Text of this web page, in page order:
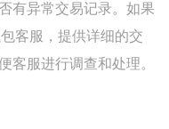
有异常交易记录。如果
客服，提供详细的交
客服进行调查和处理。